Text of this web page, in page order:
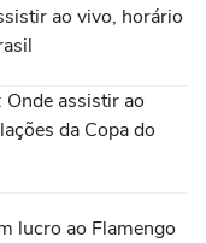
ao vivo, horário
assistir ao
da Copa do
lucro ao Flamengo